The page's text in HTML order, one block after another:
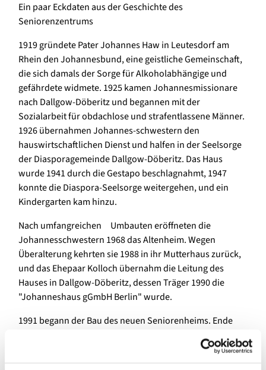
Ein paar Eckdaten aus der Geschichte des
Seniorenzentrums
1919 gründete Pater Johannes Haw in Leutesdorf am
Rhein den Johannesbund, eine geistliche Gemeinschaft,
die sich damals der Sorge für Alkoholabhängige und
gefährdete widmete. 1925 kamen Johannesmissionare
nach Dallgow-Döberitz und begannen mit der
Sozialarbeit für obdachlose und strafentlassene Männer.
1926 übernahmen Johannes-schwestern den
hauswirtschaftlichen Dienst und halfen in der Seelsorge
der Diasporagemeinde Dallgow-Döberitz. Das Haus
wurde 1941 durch die Gestapo beschlagnahmt, 1947
konnte die Diaspora-Seelsorge weitergehen, und ein
Kindergarten kam hinzu.
Nach umfangreichen Umbauten eröffneten die
Johannesschwestern 1968 das Altenheim. Wegen
Überalterung kehrten sie 1988 in ihr Mutterhaus zurück,
und das Ehepaar Kolloch übernahm die Leitung des
Hauses in Dallgow-Döberitz, dessen Träger 1990 die
"Johanneshaus gGmbH Berlin" wurde.
1991 begann der Bau des neuen Seniorenheims. Ende
des Jahres 2000 wurde das neuerbaute Johanneshaus
mit 44 Einzelzimmern für pflegebedürftige Senioren
sowie 20 Plätze für Betreutes Wohnen bezogen und im